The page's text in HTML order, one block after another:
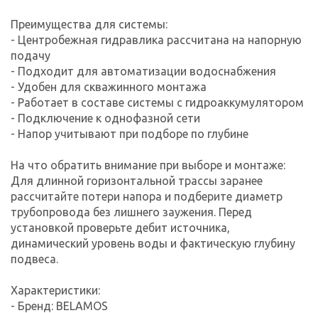
Преимущества для системы:
- Центробежная гидравлика рассчитана на напорную
подачу
- Подходит для автоматизации водоснабжения
- Удобен для скважинного монтажа
- Работает в составе системы с гидроаккумулятором
- Подключение к однофазной сети
- Напор учитывают при подборе по глубине
На что обратить внимание при выборе и монтаже:
Для длинной горизонтальной трассы заранее
рассчитайте потери напора и подберите диаметр
трубопровода без лишнего заужения. Перед
установкой проверьте дебит источника,
динамический уровень воды и фактическую глубину
подвеса.
Характеристики:
- Бренд: BELAMOS